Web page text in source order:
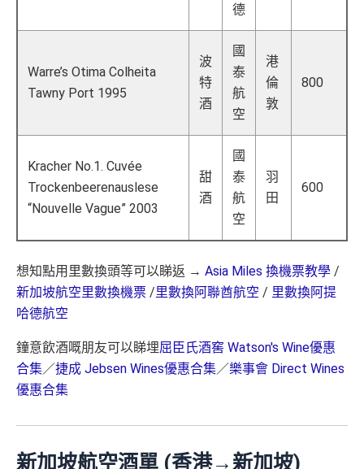
德
Warre’s Otima Colheita
Tawny Port 1995
波
特
酒
國
泰
航
空
港
倫
敦
800
Kracher No.1. Cuvée
Trockenbeerenauslese
“Nouvelle Vague” 2003
甜
酒
國
泰
航
空
羽
田
600
想知點用里數換頭等可以睇返 → Asia Miles 換機票教學 /
新加坡航空里數換機票 /里數換阿聯酋航空 / 里數換阿提
哈德航空
鐘意飲酒嘅朋友可以睇埋屈臣氏酒窖 Watson's Wine優惠
合集／捷成 Jebsen Wines優惠合集／樂事會 Direct Wines
優惠合集
新加坡航空酒單 (香港→新加坡)